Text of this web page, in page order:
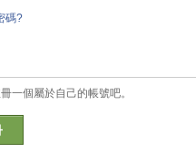
碼?
一個屬於自己的帳號吧。